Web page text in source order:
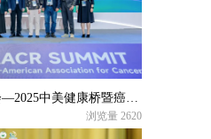
CACA-AACR峰会—2025中美健康桥暨癌症防控学术活动圆满举行
浏览量 2620